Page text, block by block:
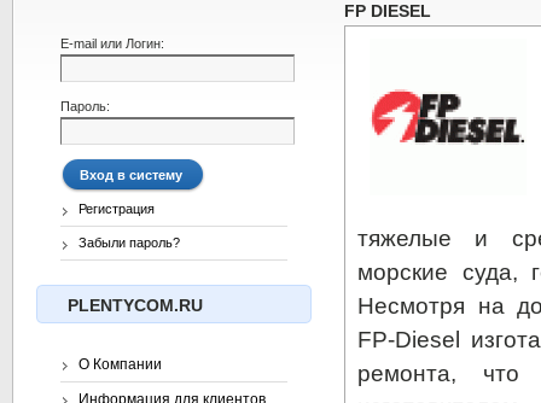
FP DIESEL
тяжелые и
морские суда,
Несмотря на
FP-Diesel
ремонта, что
E-mail или Логин:
Пароль:
Регистрация
Забыли пароль?
PLENTYCOM.RU
О Компании
Информация для клиентов